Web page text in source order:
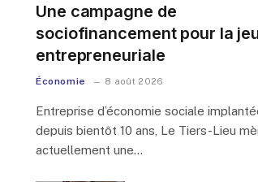
Une campagne de
sociofinancement pour la
entrepreneuriale
Économie 8 août 2026
Entreprise d’économie sociale
depuis bientôt 10 ans, Le Tiers-Lieu
actuellement une…